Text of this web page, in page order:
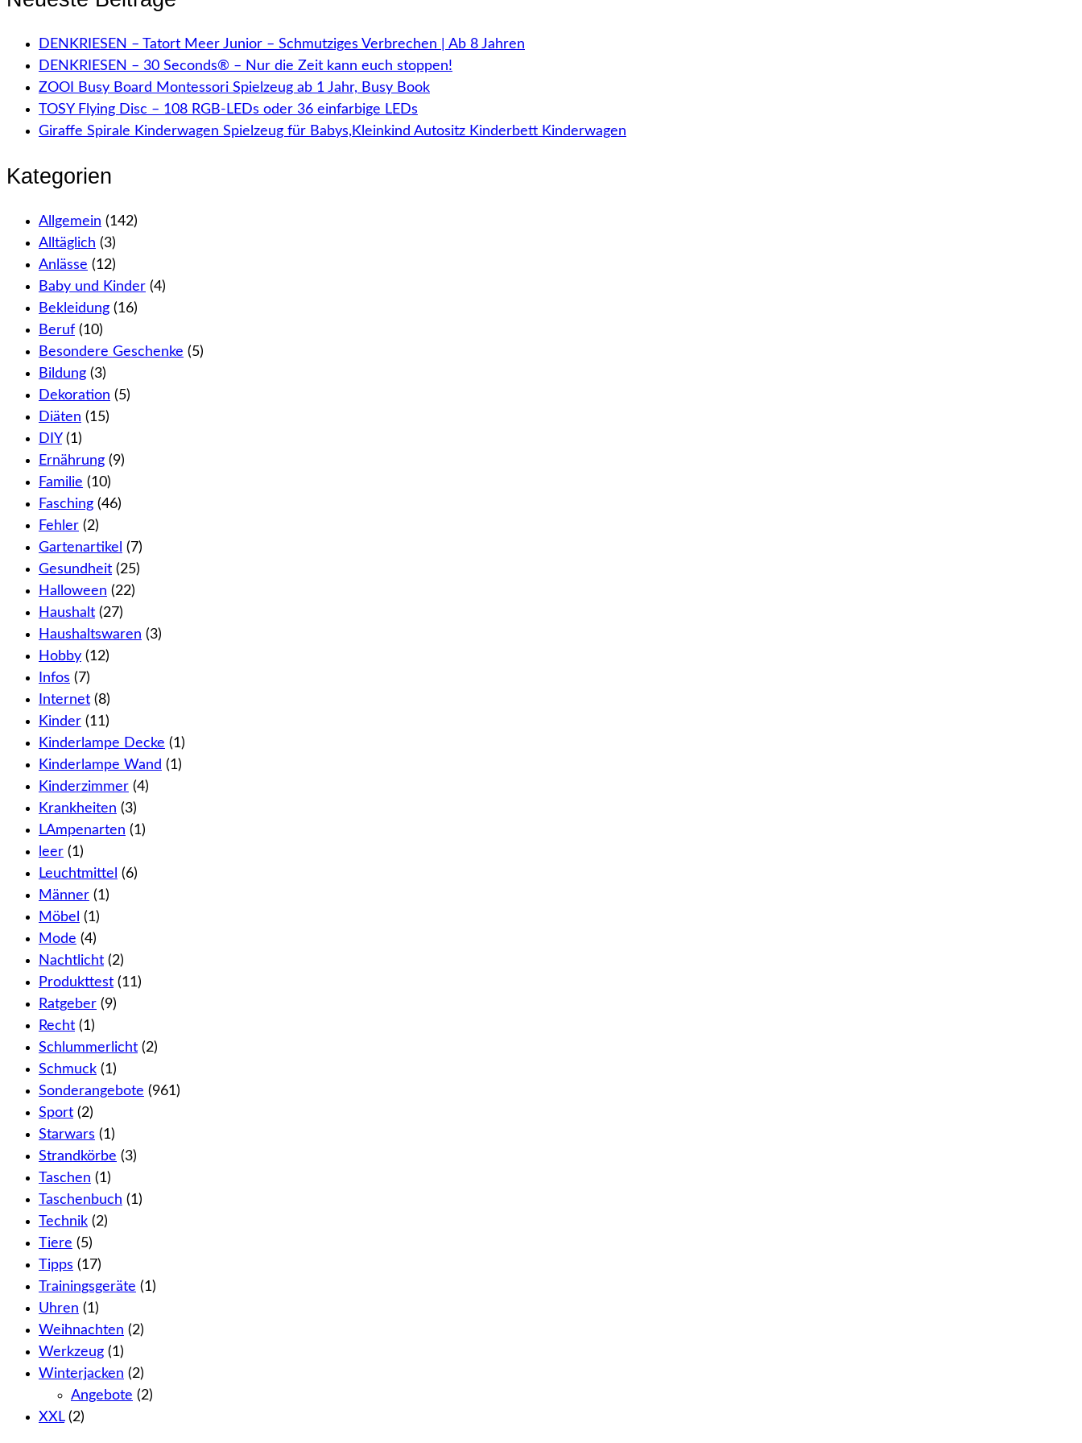
DENKRIESEN – Tatort Meer Junior – Schmutziges Verbrechen | Ab 8 Jahren
DENKRIESEN – 30 Seconds® – Nur die Zeit kann euch stoppen!
ZOOI Busy Board Montessori Spielzeug ab 1 Jahr, Busy Book
TOSY Flying Disc – 108 RGB-LEDs oder 36 einfarbige LEDs
Giraffe Spirale Kinderwagen Spielzeug für Babys,Kleinkind Autositz Kinderbett Kinderwagen
Kategorien
Allgemein (142)
Alltäglich (3)
Anlässe (12)
Baby und Kinder (4)
Bekleidung (16)
Beruf (10)
Besondere Geschenke (5)
Bildung (3)
Dekoration (5)
Diäten (15)
DIY(1)
Ernährung (9)
Familie (10)
Fasching (46)
Fehler (2)
Gartenartikel (7)
Gesundheit (25)
Halloween (22)
Haushalt (27)
Haushaltswaren (3)
Hobby (12)
Infos (7)
Internet (8)
Kinder (11)
Kinderlampe Decke (1)
Kinderlampe Wand (1)
Kinderzimmer (4)
Krankheiten (3)
LAmpenarten (1)
leer (1)
Leuchtmittel (6)
Männer (1)
Möbel (1)
Mode (4)
Nachtlicht (2)
Produkttest (11)
Ratgeber (9)
Recht (1)
Schlummerlicht (2)
Schmuck (1)
Sonderangebote (961)
Sport (2)
Starwars (1)
Strandkörbe (3)
Taschen (1)
Taschenbuch (1)
Technik (2)
Tiere (5)
Tipps (17)
Trainingsgeräte (1)
Uhren (1)
Weihnachten (2)
Werkzeug (1)
Winterjacken (2)
Angebote (2)
XXL(2)